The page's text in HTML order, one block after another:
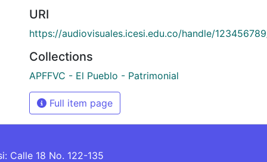
URI
https://audiovisuales.icesi.edu.co/handle/
Collections
APFFVC - El Pueblo - Patrimonial
Full item page
Calle 18 No. 122-135